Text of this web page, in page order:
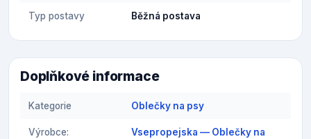
Typ postavy Běžná postava
Doplňkové informace
Kategorie Oblečky na psy
Výrobce:
Vsepropejska — Oblečky na